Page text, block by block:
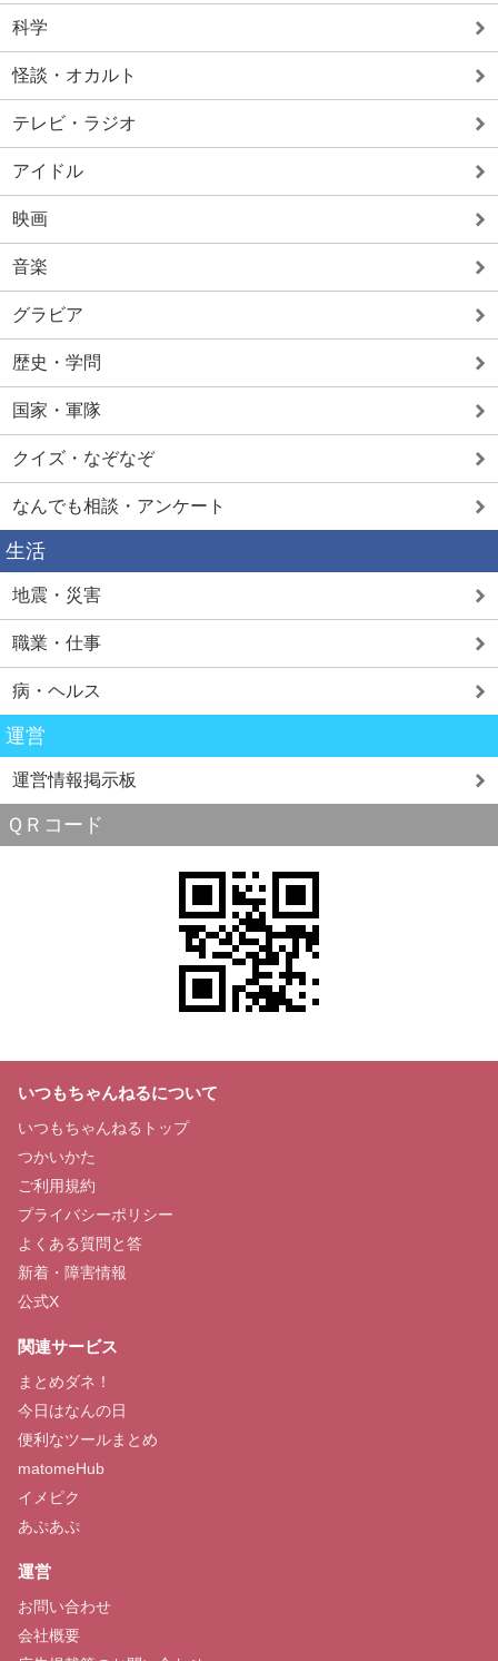
科学
怪談・オカルト
テレビ・ラジオ
アイドル
映画
音楽
グラビア
歴史・学問
国家・軍隊
クイズ・なぞなぞ
なんでも相談・アンケート
生活
地震・災害
職業・仕事
病・ヘルス
運営
運営情報掲示板
ＱＲコード
いつもちゃんねるについて
いつもちゃんねるトップ
つかいかた
ご利用規約
プライバシーポリシー
よくある質問と答
新着・障害情報
公式X
関連サービス
まとめダネ！
今日はなんの日
便利なツールまとめ
matomeHub
イメピク
あぷあぷ
運営
お問い合わせ
会社概要